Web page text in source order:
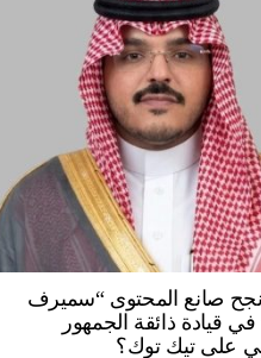
صانع المحتوى “سميرف
في قيادة ذائقة الجمهور
على تيك توك؟